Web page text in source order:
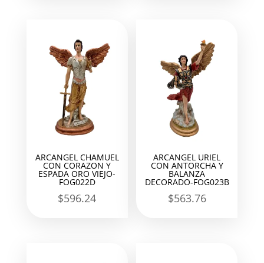
ARCANGEL CHAMUEL
CON CORAZON Y
ESPADA ORO VIEJO-
FOG022D
$596.24
ARCANGEL URIEL
CON ANTORCHA Y
BALANZA
DECORADO-FOG023B
$563.76